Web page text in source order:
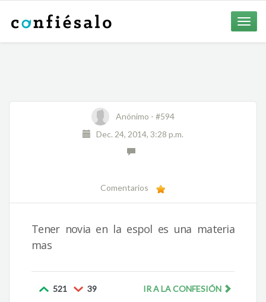
Toggle
Anónimo - #594
Dec. 24, 2014, 3:28 p.m.
Comentarios
Tener novia en la espol es una materia
mas
521 39 IR A LA CONFESIÓN